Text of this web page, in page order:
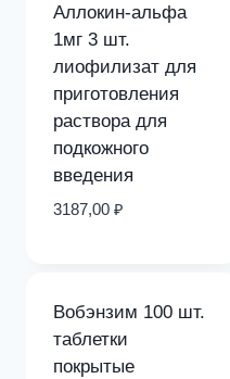
Аллокин-альфа
1мг 3 шт.
лиофилизат для
приготовления
раствора для
подкожного
введения
3187,00 ₽
Вобэнзим 100 шт.
таблетки
покрытые